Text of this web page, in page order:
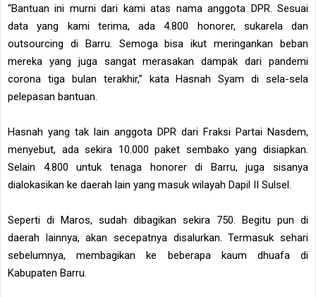
“Bantuan ini murni dari kami atas nama anggota DPR. Sesuai
data yang kami terima, ada 4.800 honorer, sukarela dan
outsourcing di Barru. Semoga bisa ikut meringankan beban
mereka yang juga sangat merasakan dampak dari pandemi
corona tiga bulan terakhir,” kata Hasnah Syam di sela-sela
pelepasan bantuan.
Hasnah yang tak lain anggota DPR dari Fraksi Partai Nasdem,
menyebut, ada sekira 10.000 paket sembako yang disiapkan.
Selain 4.800 untuk tenaga honorer di Barru, juga sisanya
dialokasikan ke daerah lain yang masuk wilayah Dapil II Sulsel.
Seperti di Maros, sudah dibagikan sekira 750. Begitu pun di
daerah lainnya, akan secepatnya disalurkan. Termasuk sehari
sebelumnya, membagikan ke beberapa kaum dhuafa di
Kabupaten Barru.